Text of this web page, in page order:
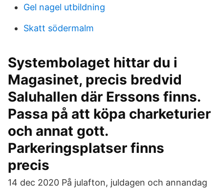
Gel nagel utbildning
Skatt södermalm
Systembolaget hittar du i
Magasinet, precis bredvid
Saluhallen där Erssons finns.
Passa på att köpa charketurier
och annat gott.
Parkeringsplatser finns
precis
14 dec 2020 På julafton, juldagen och annandag